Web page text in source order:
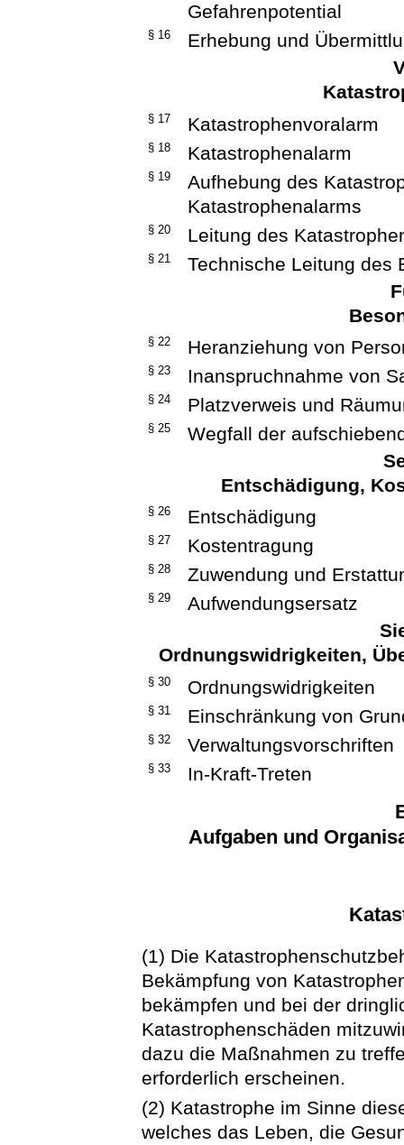
Gefahrenpotential
§ 16
Erhebung und
§ 17 Katastrophenvoralarm
§ 18 Katastrophenalarm
§ 19
Aufhebung des
Katastrophenalarms
§ 20 Leitung des
§ 21
Technische Leitung des
§ 22 Heranziehung von
§ 23 Inanspruchnahme von
§ 24 Platzverweis und
§ 25
Wegfall der
Entschädigung,
§ 26 Entschädigung
§ 27 Kostentragung
§ 28 Zuwendung und
§ 29
Aufwendungsersatz
Ordnungswidrigkeiten,
§ 30 Ordnungswidrigkeiten
§ 31 Einschränkung von
§ 32 Verwaltungsvorschriften
§ 33 In-Kraft-Treten
Aufgaben und
(1) Die
Bekämpfung von
bekämpfen und bei der
Katastrophenschäden
dazu die Maßnahmen zu
erforderlich erscheinen.
(2) Katastrophe im Sinne
welches das Leben, die